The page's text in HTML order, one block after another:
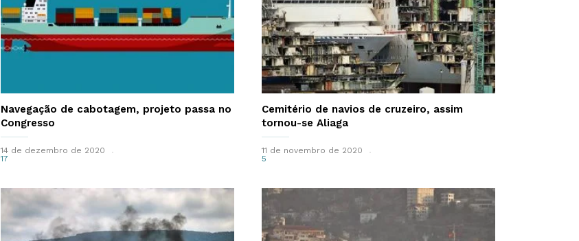
Navegação de cabotagem, projeto passa no
Congresso
14 de dezembro de 2020
17
Cemitério de navios de cruzeiro, assim
tornou-se Aliaga
11 de novembro de 2020
5